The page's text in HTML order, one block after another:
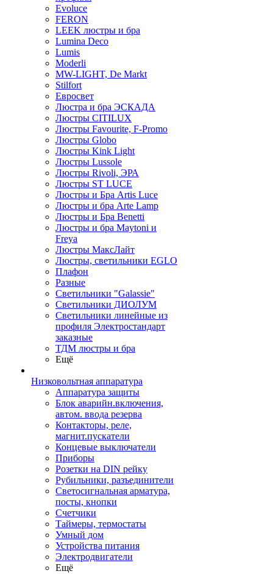
Evoluce
FERON
LEEK люстры и бра
Lumina Deco
Lumis
Moderli
MW-LIGHT, De Markt
Stilfort
Евросвет
Люстра и бра ЭСКАДА
Люстры CITILUX
Люстры Favourite, F-Promo
Люстры Globo
Люстры Kink Light
Люстры Lussole
Люстры Rivoli, ЭРА
Люстры ST LUCE
Люстры и Бра Artis Luce
Люстры и бра Arte Lamp
Люстры и Бра Benetti
Люстры и бра Maytoni и
Freya
Люстры МаксЛайт
Люстры, светильники EGLO
Плафон
Разные
Светильники "Galassie"
Светильники ДИОЛУМ
Светильники линейные из
профиля Электростандарт
заказные
ТДМ люстры и бра
Ещё
Низковольтная аппаратура
Аппаратура защиты
Блок аварийн.включения,
автом. ввода резерва
Контакторы, реле,
магнит.пускатели
Концевые выключатели
Приборы
Розетки на DIN рейку
Рубильники, разъединители
Светосигнальная арматура,
посты, кнопки
Счетчики
Таймеры, термостаты
Умный дом
Устройства питания
Электродвигатели
Ещё